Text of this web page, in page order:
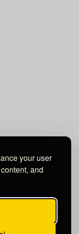
your user
and